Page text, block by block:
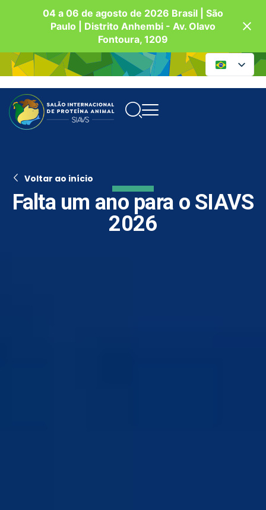
04 a 06 de agosto de 2026 Brasil | São
Paulo | Distrito Anhembi - Av. Olavo
Fontoura, 1209
Voltar ao início
Falta um ano para o SIAVS
2026